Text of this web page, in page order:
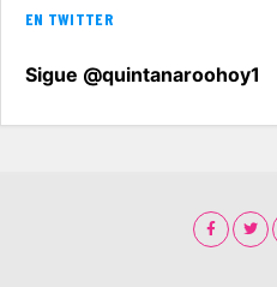
EN TWITTER
Sigue @quintanaroohoy1